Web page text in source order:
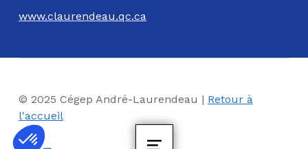
www.claurendeau.qc.ca
© 2025 Cégep André-Laurendeau | Retour à
l'accueil
Facebook
Instagram